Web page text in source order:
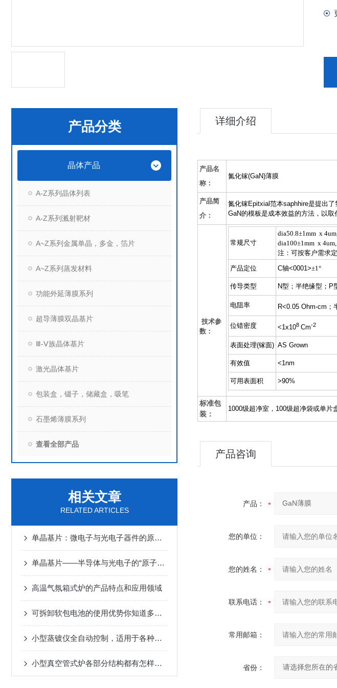
产品分类
晶体产品
A-Z系列晶体列表
A-Z系列溅射靶材
A~Z系列金属单晶，多金，箔片
A~Z系列蒸发材料
功能外延薄膜系列
超导薄膜双晶基片
Ⅲ-Ⅴ族晶体基片
激光晶体基片
包装盒，镊子，储藏盒，吸笔
石墨烯薄膜系列
查看全部产品
相关文章
RELATED ARTICLES
单晶基片：微电子与光电子器件的原子级功能载体
单晶基片——半导体与光电子的“原子级舞台”
高温气氛箱式炉的产品特点和应用领域
可拆卸软包电池的使用优势你知道多少？
小型蒸镀仪全自动控制，适用于各种用户
小型真空管式炉各部分结构都有怎样的优势特点？
详细介绍
产品名
称：
氮化镓(GaN)薄膜
产品简
介：
氮化镓Epitxial范本saphhire是提出
GaN的模板是成本效益的方法，以取
技术参
数：
常规尺寸
dia50.8±1mm x
dia100±1mm x
注：可按客户需求
产品定位
C轴<0001>±1°
传导类型 N型；半绝缘型；P
电阻率 R<0.05 Ohm-cm；
位错密度 <1x108 Cm-2
表面处理(镓面) AS Grown
有效值 <1nm
可用表面积 >90%
标准包
装：
1000级超净室，100级超净袋或单片
产品咨询
产品：
您的单位：
您的姓名：
联系电话：
常用邮箱：
省份：